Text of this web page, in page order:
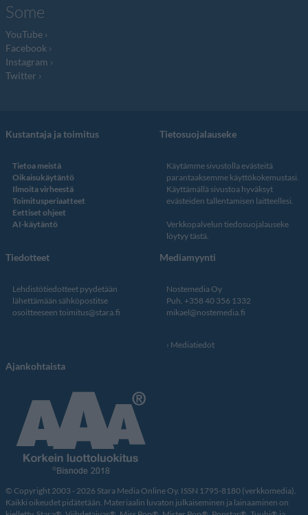
Some
YouTube
Facebook
Instagram
Twitter
Kustantaja ja toimitus
Tietoa meistä
Oikaisukäytäntö
Ilmoita virheestä
Toimitusperiaatteet
Eettiset ohjeet
AI-käytäntö
Tietosuojalauseke
Käytämme sivustolla evästeitä
parantaaksemme käyttökokemustasi.
Käyttämällä sivustoa hyväksyt
evästeiden tallentamisen laitteellesi.
Verkkopalvelun tiedosuojalauseke
löytyy tästä
Tiedotteet
Lehdistötiedotteet pyydetään
lähettämään sähköpostitse
osoitteeseen toimitus@stara.fi
Mediamyynti
Nostemedia Oy
Puh. +358 40 356 1332
mikael@nostemedia.fi
Mediatiedot
Ajankohtaista
© Copyright 2003 - 2026 Stara Media Online Oy. ISSN 1795-8180 (verkkomedia).
Kaikki oikeudet pidätetään. Materiaalin luvaton julkaiseminen ja lainaaminen on